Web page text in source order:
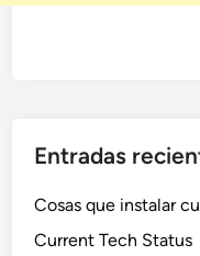
Entradas
Cosas que instalar
Current Tech Status